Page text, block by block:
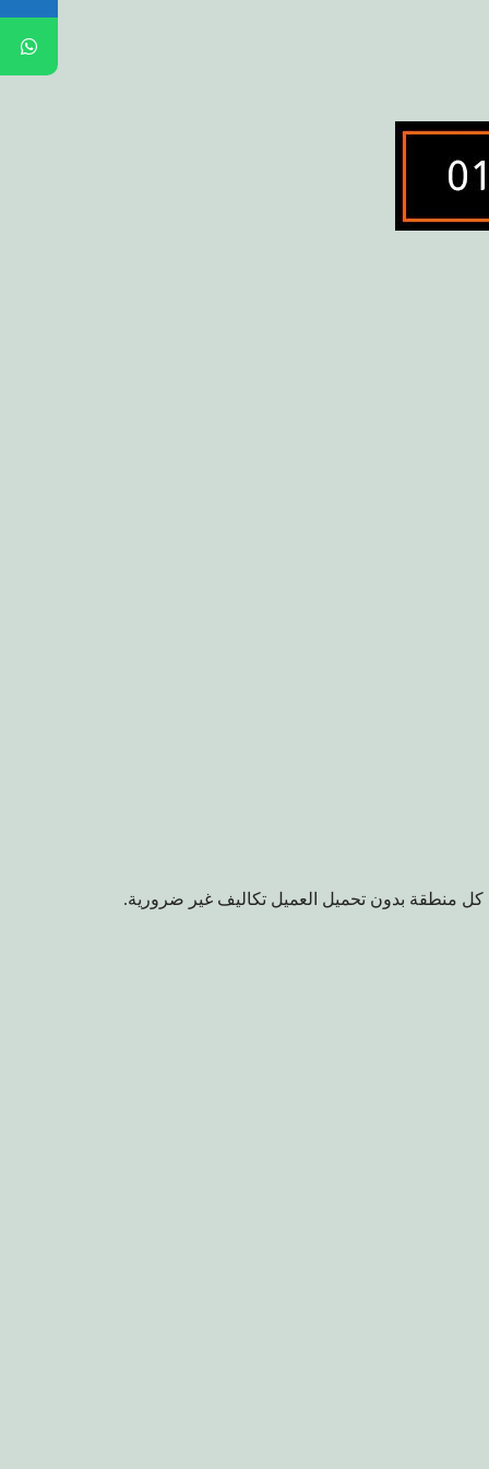
منطقة بدون تحميل العميل تكاليف غير ضرورية.